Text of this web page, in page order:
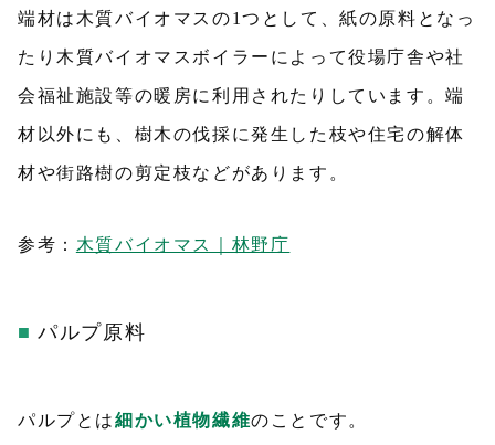
端材は木質バイオマスの1つとして、紙の原料となっ
たり木質バイオマスボイラーによって役場庁舎や社
会福祉施設等の暖房に利用されたりしています。端
材以外にも、樹木の伐採に発生した枝や住宅の解体
材や街路樹の剪定枝などがあります。
参考： 木質バイオマス｜林野庁
パルプ原料
パルプとは細かい植物繊維のことです。